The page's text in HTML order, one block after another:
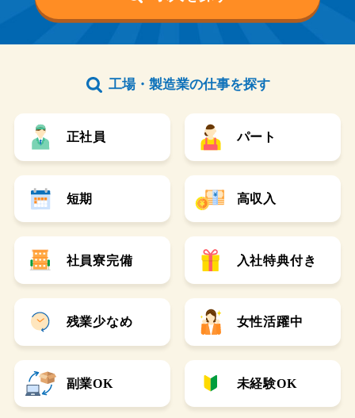
工場・製造業の仕事を探す
正社員 パート
短期 高収入
社員寮完備 入社特典付き
残業少なめ 女性活躍中
副業OK 未経験OK